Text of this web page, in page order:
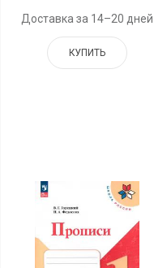
Доставка за 14–20 дней
КУПИТЬ